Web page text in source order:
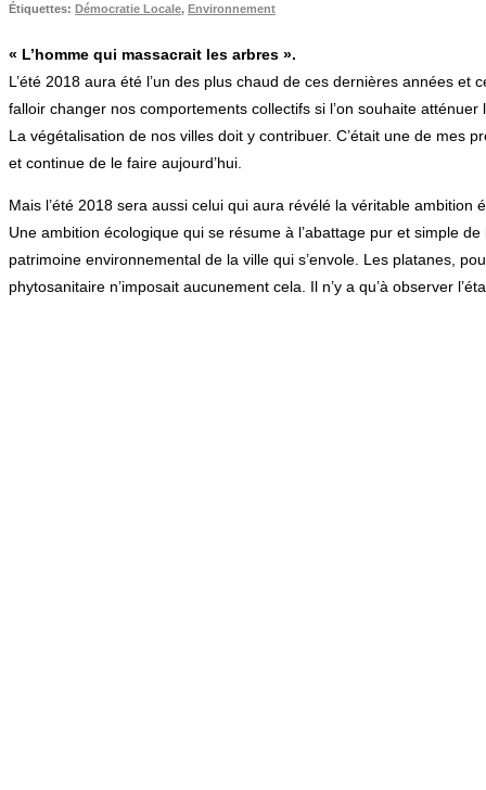
Étiquettes: Démocratie Locale, Environnement
« L’homme qui massacrait les arbres ».
L’été 2018 aura été l’un des plus chaud de ces dernières années
falloir changer nos comportements collectifs si l’on souhaite
La végétalisation de nos villes doit y contribuer. C’était une de mes
et continue de le faire aujourd’hui.
Mais l’été 2018 sera aussi celui qui aura révélé la véritable ambition
Une ambition écologique qui se résume à l’abattage pur et simple
patrimoine environnemental de la ville qui s’envole. Les platanes,
phytosanitaire n’imposait aucunement cela. Il n’y a qu’à observer